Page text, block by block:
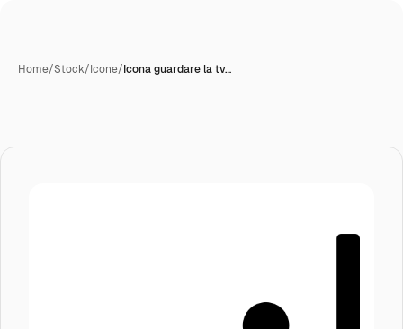
Home/Stock/Icone/Icona guardare la tv…